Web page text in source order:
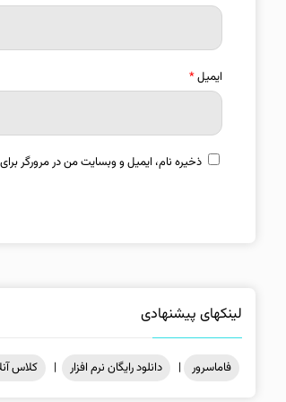
ایمیل*
ذخیره نام، ایمیل و وبسایت من در مرورگر
لینکهای پیشنهادی
فاماسرور | دانلود رایگان نرم افزار | کلاس